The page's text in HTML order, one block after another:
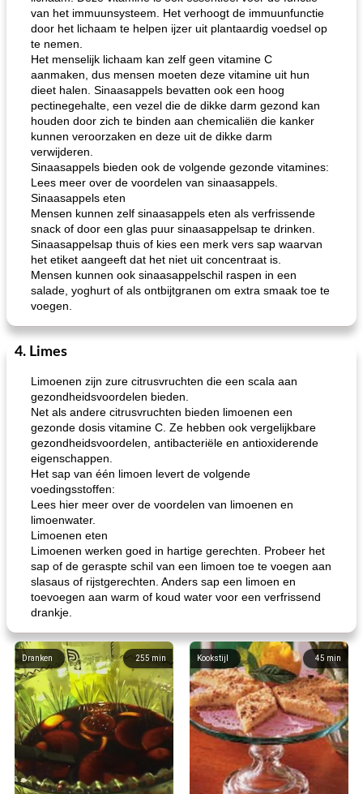
van het immuunsysteem. Het verhoogt de immuunfunctie
door het lichaam te helpen ijzer uit plantaardig voedsel op
te nemen.
Het menselijk lichaam kan zelf geen vitamine C
aanmaken, dus mensen moeten deze vitamine uit hun
dieet halen. Sinaasappels bevatten ook een hoog
pectinegehalte, een vezel die de dikke darm gezond kan
houden door zich te binden aan chemicaliën die kanker
kunnen veroorzaken en deze uit de dikke darm
verwijderen.
Sinaasappels bieden ook de volgende gezonde vitamines:
Lees meer over de voordelen van sinaasappels.
Sinaasappels eten
Mensen kunnen zelf sinaasappels eten als verfrissende
snack of door een glas puur sinaasappelsap te drinken.
Sinaasappelsap thuis of kies een merk vers sap waarvan
het etiket aangeeft dat het niet uit concentraat is.
Mensen kunnen ook sinaasappelschil raspen in een
salade, yoghurt of als ontbijtgranen om extra smaak toe te
voegen.
4. Limes
Limoenen zijn zure citrusvruchten die een scala aan
gezondheidsvoordelen bieden.
Net als andere citrusvruchten bieden limoenen een
gezonde dosis vitamine C. Ze hebben ook vergelijkbare
gezondheidsvoordelen, antibacteriële en antioxiderende
eigenschappen.
Het sap van één limoen levert de volgende
voedingsstoffen:
Lees hier meer over de voordelen van limoenen en
limoenwater.
Limoenen eten
Limoenen werken goed in hartige gerechten. Probeer het
sap of de geraspte schil van een limoen toe te voegen aan
slasaus of rijstgerechten. Anders sap een limoen en
toevoegen aan warm of koud water voor een verfrissend
drankje.
255min
Dranken 45 min
Kookstijl